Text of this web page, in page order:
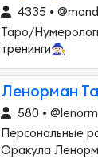
4335 •
Таро/
тренинги🧙🏻
Ленорман
580 •
Персональные
Оракула